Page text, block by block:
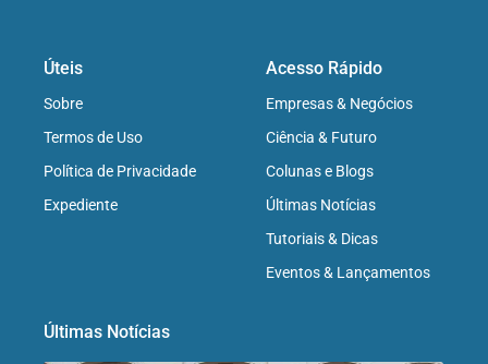
Úteis
Sobre
Termos de Uso
Política de Privacidade
Expediente
Acesso Rápido
Empresas & Negócios
Ciência & Futuro
Colunas e Blogs
Últimas Notícias
Tutoriais & Dicas
Eventos & Lançamentos
Últimas Notícias